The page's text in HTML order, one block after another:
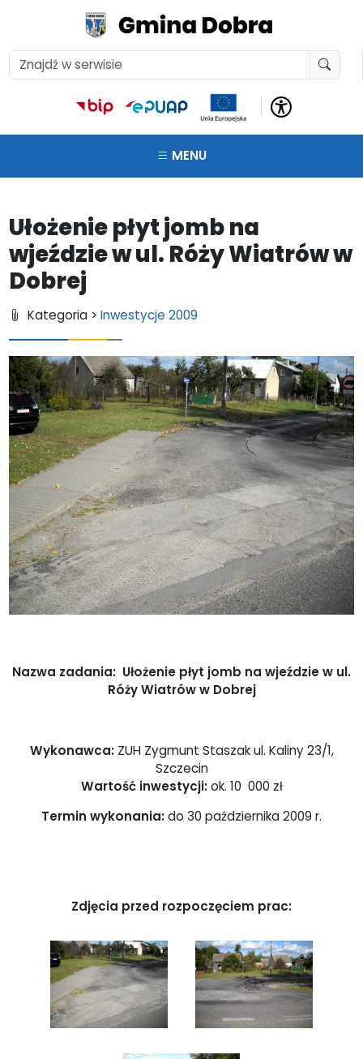
MENU
Ułożenie płyt jomb na
wjeździe w ul. Róży Wiatrów w
Dobrej
Kategoria >Inwestycje 2009
Nazwa zadania: Ułożenie płyt jomb na wjeździe w ul.
Róży Wiatrów w Dobrej
Wykonawca:ZUH Zygmunt Staszak ul. Kaliny 23/1,
Szczecin
Wartość inwestycji:ok. 10 000 zł
Termin wykonania:do 30 października 2009 r.
Zdjęcia przed rozpoczęciem prac: